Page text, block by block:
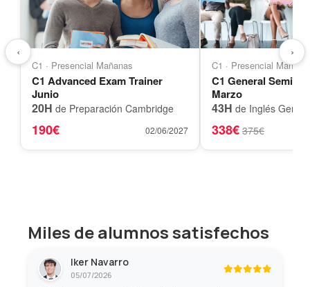
C1 · Presencial Mañanas
C1 Advanced Exam Trainer
Junio
20H de Preparación Cambridge
190€ 02/06/2027
C1 · Presencial
C1 General Semi-
Marzo
43H de Inglés
338€ 375€
‹ ›
Miles de alumnos satisfechos
Iker Navarro
05/07/2026